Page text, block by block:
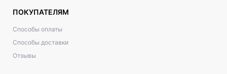
ПОКУПАТЕЛЯМ
Способы оплаты
Способы доставки
Отзывы